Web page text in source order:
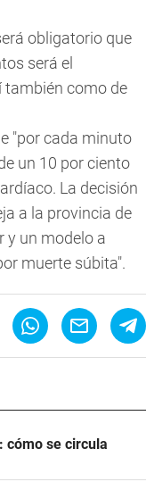
obligatorio que
será el
también como de
"por cada minuto
un 10 por ciento
La decisión
a la provincia de
y un modelo a
muerte súbita".
cómo se circula